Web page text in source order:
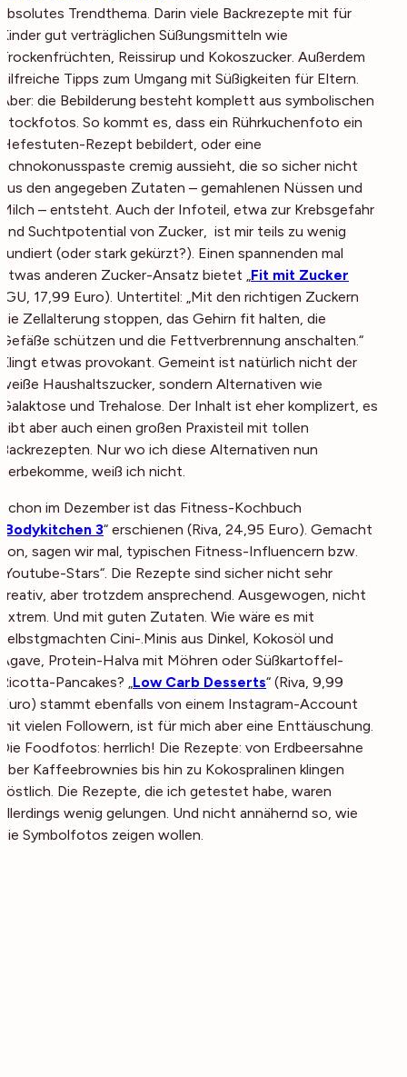
absolutes Trendthema. Darin viele Backrezepte mit für
Kinder gut verträglichen Süßungsmitteln wie
Trockenfrüchten, Reissirup und Kokoszucker. Außerdem
hilfreiche Tipps zum Umgang mit Süßigkeiten für Eltern.
Aber: die Bebilderung besteht komplett aus symbolischen
Stockfotos. So kommt es, dass ein Rührkuchenfoto ein
Hefestuten-Rezept bebildert, oder eine
Schnokonusspaste cremig aussieht, die so sicher nicht
aus den angegeben Zutaten – gemahlenen Nüssen und
Milch – entsteht. Auch der Infoteil, etwa zur Krebsgefahr
und Suchtpotential von Zucker, ist mir teils zu wenig
fundiert (oder stark gekürzt?). Einen spannenden mal
etwas anderen Zucker-Ansatz bietet „Fit mit Zucker
(GU, 17,99 Euro). Untertitel: „Mit den richtigen Zuckern
die Zellalterung stoppen, das Gehirn fit halten, die
Gefäße schützen und die Fettverbrennung anschalten.“
Klingt etwas provokant. Gemeint ist natürlich nicht der
weiße Haushaltszucker, sondern Alternativen wie
Galaktose und Trehalose. Der Inhalt ist eher komplizert, es
gibt aber auch einen großen Praxisteil mit tollen
Backrezepten. Nur wo ich diese Alternativen nun
herbekomme, weiß ich nicht.
Schon im Dezember ist das Fitness-Kochbuch
Bodykitchen 3“ erschienen (Riva, 24,95 Euro). Gemacht
von, sagen wir mal, typischen Fitness-Influencern bzw.
„Youtube-Stars“. Die Rezepte sind sicher nicht sehr
kreativ, aber trotzdem ansprechend. Ausgewogen, nicht
extrem. Und mit guten Zutaten. Wie wäre es mit
selbstgmachten Cini-.Minis aus Dinkel, Kokosöl und
Agave, Protein-Halva mit Möhren oder Süßkartoffel-
Ricotta-Pancakes? „Low Carb Desserts“ (Riva, 9,99
Euro) stammt ebenfalls von einem Instagram-Account
mit vielen Followern, ist für mich aber eine Enttäuschung.
Die Foodfotos: herrlich! Die Rezepte: von Erdbeersahne
über Kaffeebrownies bis hin zu Kokospralinen klingen
köstlich. Die Rezepte, die ich getestet habe, waren
allerdings wenig gelungen. Und nicht annähernd so, wie
die Symbolfotos zeigen wollen.